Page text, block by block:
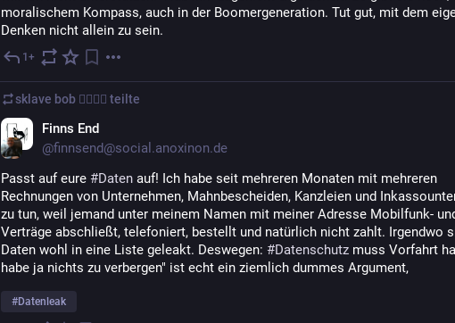
moralischem Kompass, auch in der Boomergeneration. Tut gut, mit dem
Denken nicht allein zu sein.
1+
sklave bob 🏳️‍🌈🖤🔐 teilte
Finns End
@finnsend@social.anoxinon.de
Passt auf eure #Daten auf! Ich habe seit mehreren Monaten mit mehreren
Rechnungen von Unternehmen, Mahnbescheiden, Kanzleien und
zu tun, weil jemand unter meinem Namen mit meiner Adresse Mobilfunk-
Verträge abschließt, telefoniert, bestellt und natürlich nicht zahlt. Irgendwo
Daten wohl in eine Liste geleakt. Deswegen: #Datenschutz muss Vorfahrt
habe ja nichts zu verbergen" ist echt ein ziemlich dummes Argument,
#Datenleak